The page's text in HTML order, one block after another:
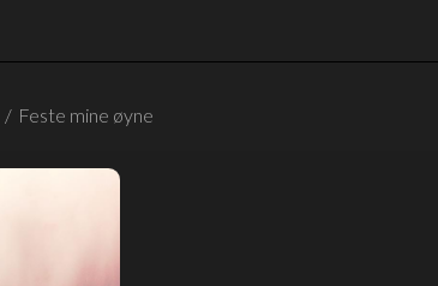
/ Feste mine øyne